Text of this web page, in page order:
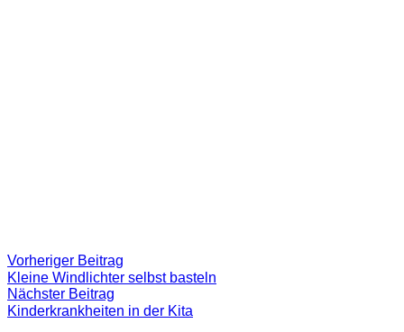
Beitragsnavigation
Vorheriger Beitrag
Beitrag:
Kleine Windlichter selbst basteln
Nächster Beitrag
Beitrag
Kinderkrankheiten in der Kita